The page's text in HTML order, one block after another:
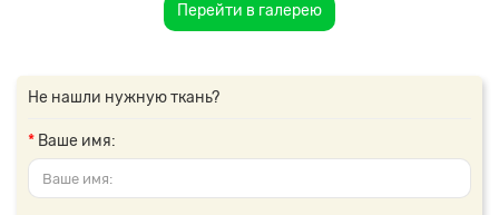
Перейти в галерею
Не нашли нужную ткань?
Ваше имя: